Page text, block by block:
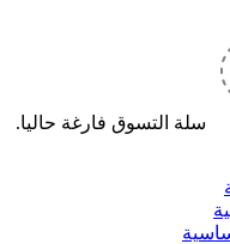
سلة التسوق فارغة حاليا.